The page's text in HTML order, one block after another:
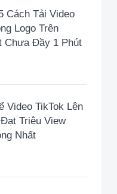
Cách Tải Video
Logo Trên
Chưa Đầy 1 Phút
Video TikTok Lên
Triệu View
Nhất